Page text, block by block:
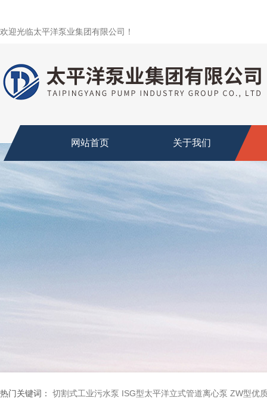
欢迎光临太平洋泵业集团有限公司！
网站首页 关于我们
热门关键词： 切割式工业污水泵 ISG型太平洋立式管道离心泵 ZW型优